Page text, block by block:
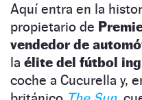
Aquí entra en la
propietario de
vendedor de
la élite del fútbol
coche a Cucurella y,